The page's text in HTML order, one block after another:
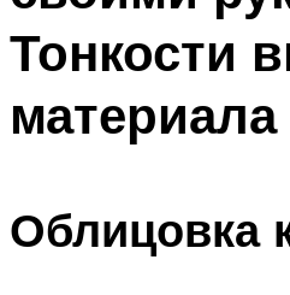
Тонкости
материала
Облицовка